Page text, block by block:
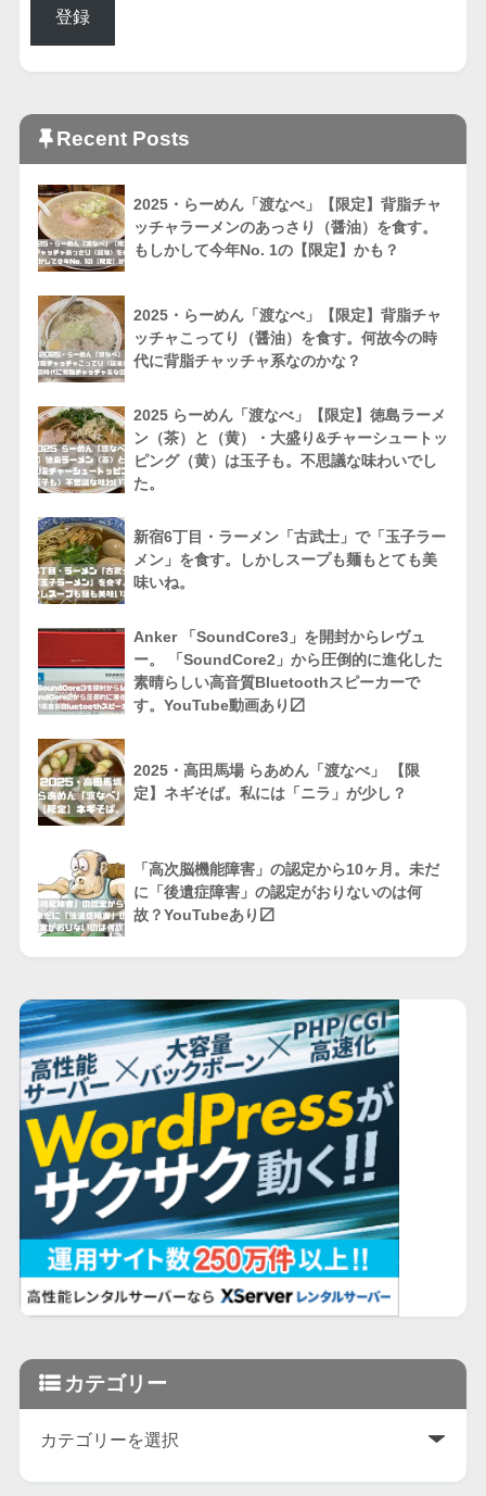
登録
Recent Posts
2025・らーめん「渡なべ」【限定】背脂チャ
ッチャラーメンのあっさり（醤油）を食す。
もしかして今年No. 1の【限定】かも？
2025・らーめん「渡なべ」【限定】背脂チャ
ッチャこってり（醤油）を食す。何故今の時
代に背脂チャッチャ系なのかな？
2025 らーめん「渡なべ」【限定】徳島ラーメ
ン（茶）と（黄）・大盛り&チャーシュートッ
ピング（黄）は玉子も。不思議な味わいでし
た。
新宿6丁目・ラーメン「古武士」で「玉子ラー
メン」を食す。しかしスープも麺もとても美
味いね。
Anker 「SoundCore3」を開封からレヴュ
ー。 「SoundCore2」から圧倒的に進化した
素晴らしい高音質Bluetoothスピーカーで
す。YouTube動画あり〼
2025・高田馬場 らあめん「渡なべ」 【限
定】ネギそば。私には「ニラ」が少し？
「高次脳機能障害」の認定から10ヶ月。未だ
に「後遺症障害」の認定がおりないのは何
故？YouTubeあり〼
カテゴリー